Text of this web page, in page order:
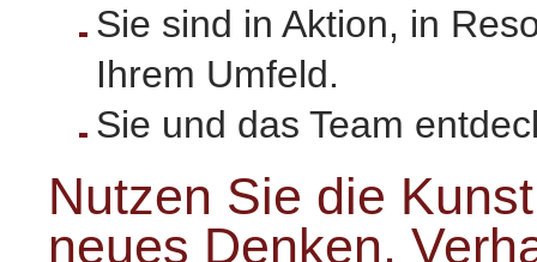
Sie sind in Aktion, in
Ihrem Umfeld.
Sie und das Team
Nutzen Sie die
neues Denken,